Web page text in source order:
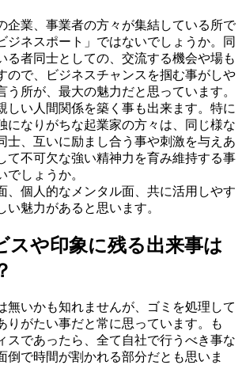
企業、事業者の方々が集結している所で
ジネスポート」ではないでしょうか。同
る者同士としての、交流する機会や場も
ので、ビジネスチャンスを掴む事がしや
う所が、最大の魅力だと思っています。
しい人間関係を築く事も出来ます。特に
になりがちな起業家の方々は、同じ様な
士、互いに励まし合う事や刺激を与えあ
て不可欠な強い精神力を育み維持する事
でしょうか。
、個人的なメンタル面、共に活用しやす
い魅力があると思います。
スや印象に残る出来事は
無いかも知れませんが、ゴミを処理して
りがたい事だと常に思っています。も
スであったら、全て自社で行うべき事な
倒で時間が割かれる部分だとも思いま